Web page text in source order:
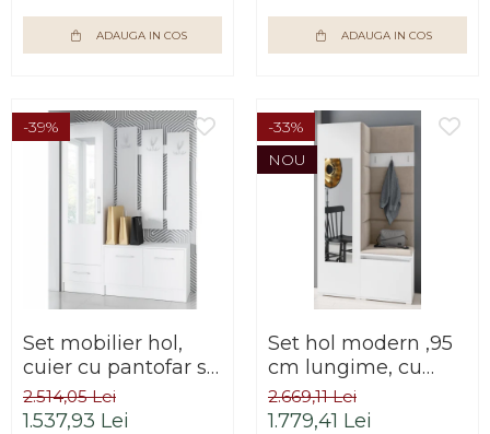
stejar sonoma,
Bortis
ADAUGA IN COS
Bortis ImpexADAUGA IN COS
-39%
Set mobilier hol,
cuier cu pantofar si
dulap, alb,
190x140x40 cm,
2.514,05 Lei
1.537,93 Lei
-33%
NOU
Set hol modern ,95
cm lungime, cu
dulap haine ,
pantofar si panouri
2.669,11 Lei
1.779,41 Lei